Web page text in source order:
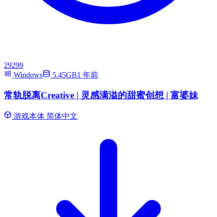
29299
Windows
5.45GB1 年前
常轨脱离Creative | 灵感满溢的甜蜜创想 | 富婆妹
游戏本体 简体中文